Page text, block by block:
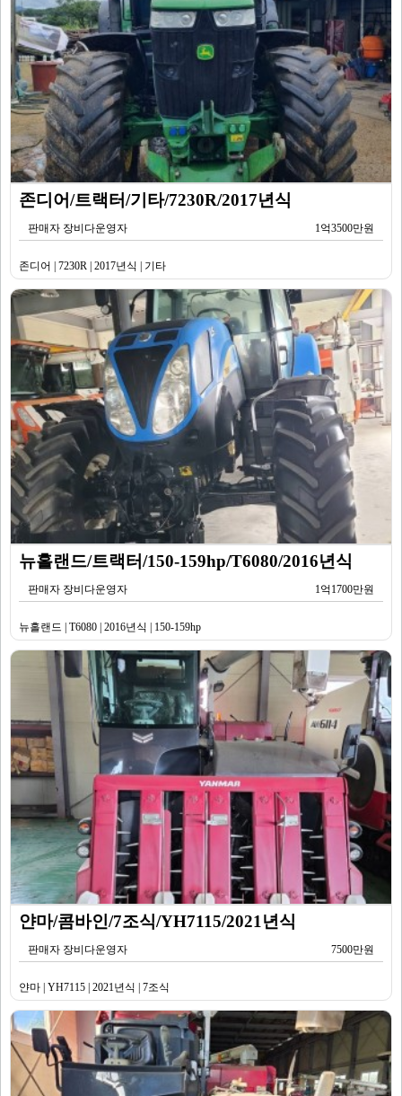
존디어/트랙터/기타/7230R/2017년식
판매자 장비다운영자 1억3500만원
존디어 | 7230R | 2017년식 | 기타
뉴홀랜드/트랙터/150-159hp/T6080/2016년식
판매자 장비다운영자 1억1700만원
뉴홀랜드 | T6080 | 2016년식 | 150-159hp
얀마/콤바인/7조식/YH7115/2021년식
판매자 장비다운영자 7500만원
얀마 | YH7115 | 2021년식 | 7조식